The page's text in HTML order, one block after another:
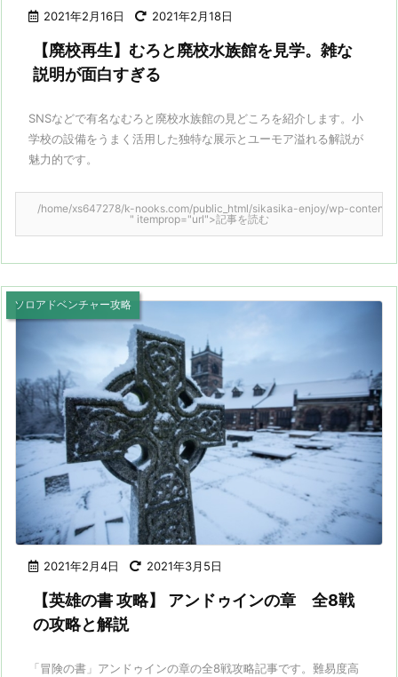
2021年2月16日 2021年2月18日
【廃校再生】むろと廃校水族館を見学。雑な
説明が面白すぎる
SNSなどで有名なむろと廃校水族館の見どころを紹介します。小
学校の設備をうまく活用した独特な展示とユーモア溢れる解説が
魅力的です。
/home/xs647278/k-nooks.com/public_html/sikasika-enjoy/wp-
" itemprop="url">記事を読む
2021年2月4日 2021年3月5日
ソロアドベンチャー攻略
【英雄の書 攻略】 アンドゥインの章 全8戦
の攻略と解説
「冒険の書」アンドゥインの章の全8戦攻略記事です。難易度高